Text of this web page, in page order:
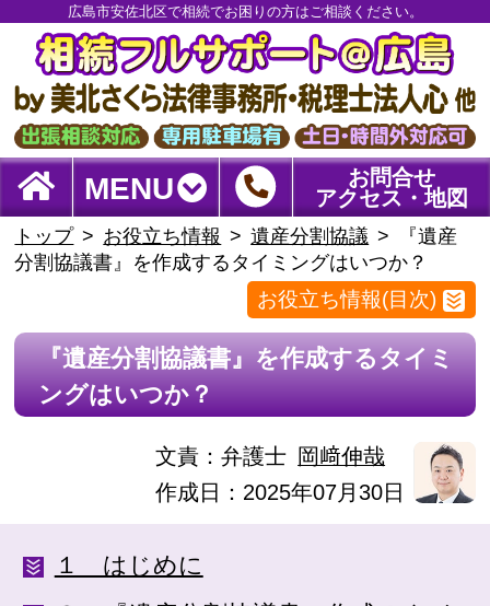
広島市安佐北区で相続でお困りの方はご相談ください。
MENU
お問合せ
アクセス・地図
トップ お役立ち情報 遺産分割協議
『遺産
分割協議書』を作成するタイミングはいつか？
お役立ち情報(目次)
『遺産分割協議書』を作成するタイミ
ングはいつか？
文責：弁護士 岡﨑伸哉
作成日：2025年07月30日
１ はじめに